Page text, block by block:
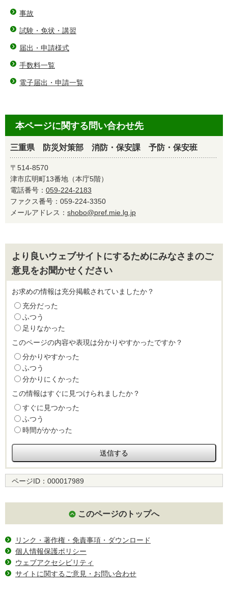
事故
試験・免状・講習
届出・申請様式
手数料一覧
電子届出・申請一覧
本ページに関する問い合わせ先
三重県 防災対策部 消防・保安課 予防・保安班
〒514-8570
津市広明町13番地（本庁5階）
電話番号： 059-224-2183
ファクス番号：059-224-3350
メールアドレス： shobo@pref.mie.lg.jp
より良いウェブサイトにするためにみなさまのご
意見をお聞かせください
お求めの情報は充分掲載されていましたか？
充分だった
ふつう
足りなかった
このページの内容や表現は分かりやすかったですか？
分かりやすかった
ふつう
分かりにくかった
この情報はすぐに見つけられましたか？
すぐに見つかった
ふつう
時間がかかった
ページID： 000017989
このページのトップへ
リンク・著作権・免責事項・ダウンロード
個人情報保護ポリシー
ウェブアクセシビリティ
サイトに関するご意見・お問い合わせ